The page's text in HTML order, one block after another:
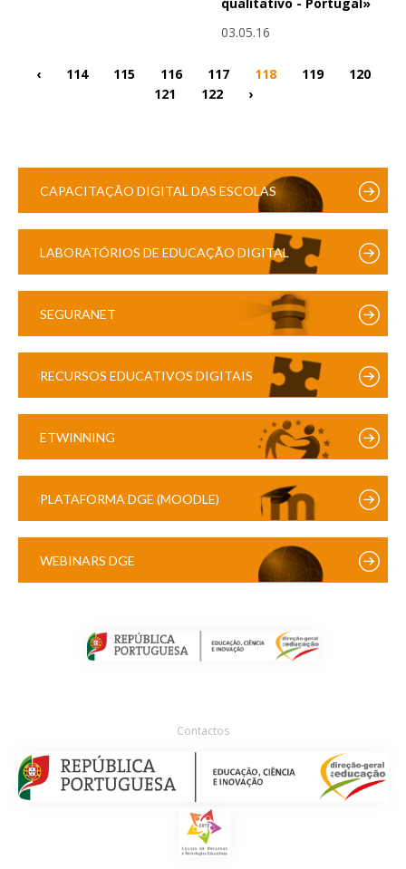
03.05.16
‹ 114 115 116 117 118 119
120
121
122 ›
CAPACITAÇÃO DIGITAL DAS ESCOLAS
LABORATÓRIOS DE EDUCAÇÃO DIGITAL
SEGURANET
RECURSOS EDUCATIVOS DIGITAIS
ETWINNING
PLATAFORMA DGE (MOODLE)
WEBINARS DGE
Contactos